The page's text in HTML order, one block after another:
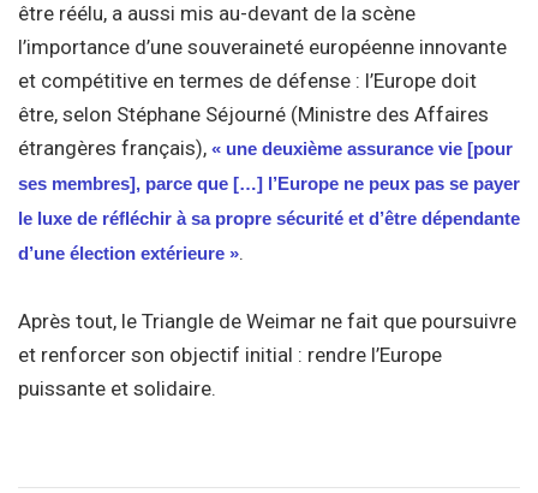
être réélu, a aussi mis au-devant de la scène
l’importance d’une souveraineté européenne innovante
et compétitive en termes de défense : l’Europe doit
être, selon Stéphane Séjourné (Ministre des Affaires
étrangères français), « une deuxième assurance vie [pour
ses membres], parce que […] l’Europe ne peux pas se payer
le luxe de réfléchir à sa propre sécurité et d’être dépendante
d’une élection extérieure ».
Après tout, le Triangle de Weimar ne fait que poursuivre
et renforcer son objectif initial : rendre l’Europe
puissante et solidaire.